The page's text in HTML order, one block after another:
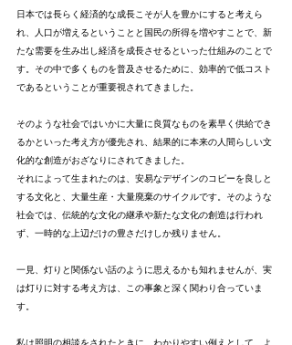
日本では長らく経済的な成長こそが人を豊かにすると考えら
れ、人口が増えるということと国民の所得を増やすことで、新
たな需要を生み出し経済を成長させるといった仕組みのことで
す。その中で多くものを普及させるために、効率的で低コスト
であるということが重要視されてきました。
そのような社会ではいかに大量に良質なものを素早く供給でき
るかといった考え方が優先され、結果的に本来の人間らしい文
化的な創造がおざなりにされてきました。
それによって生まれたのは、安易なデザインのコピーを良しと
する文化と、大量生産・大量廃棄のサイクルです。そのような
社会では、伝統的な文化の継承や新たな文化の創造は行われ
ず、一時的な上辺だけの豊さだけしか残りません。
一見、灯りと関係ない話のように思えるかも知れませんが、実
は灯りに対する考え方は、この事象と深く関わり合っていま
す。
私は照明の相談をされたときに、わかりやすい例えとして、よ